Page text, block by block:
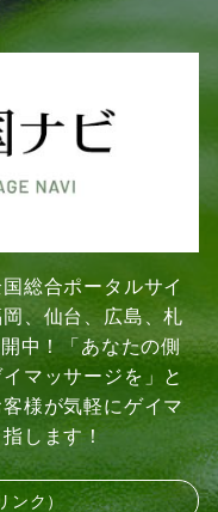
総合ポータルサイ
、仙台、広島、札
中！「あなたの側
マッサージを」と
様が気軽にゲイマ
します！
ンク）